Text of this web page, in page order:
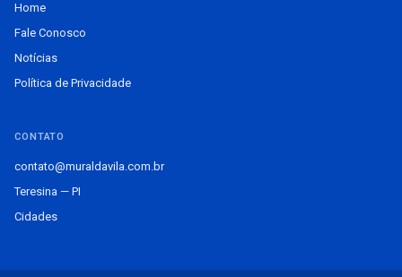
Home
Fale Conosco
Notícias
Política de Privacidade
CONTATO
contato@muraldavila.com.br
Teresina — PI
Cidades